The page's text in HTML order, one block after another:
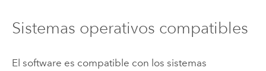
Sistemas operativos compatibles
El software es compatible con los sistemas